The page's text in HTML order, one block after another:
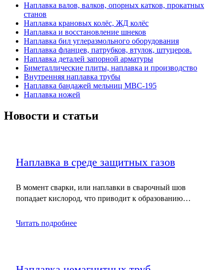
Наплавка валов, валков, опорных катков, прокатных
станов
Наплавка крановых колёс, ЖД колёс
Наплавка и восстановление шнеков
Наплавка бил углеразмольного оборудования
Наплавка фланцев, патрубков, втулок, штуцеров.
Наплавка деталей запорной арматуры
Биметаллические плиты, наплавка и производство
Внутренняя наплавка трубы
Наплавка бандажей мельниц МВС-195
Наплавка ножей
Новости и статьи
Наплавка в среде защитных газов
В момент сварки, или наплавки в сварочный шов
попадает кислород, что приводит к образованию…
Читать подробнее